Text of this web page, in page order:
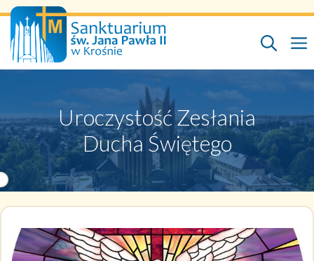
Przejdź
do
treści
Uroczystość Zesłania
Ducha Świętego